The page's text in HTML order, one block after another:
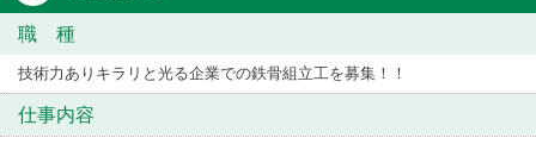
職 種
技術力ありキラリと光る企業での鉄骨組立工を募集！！
仕事内容